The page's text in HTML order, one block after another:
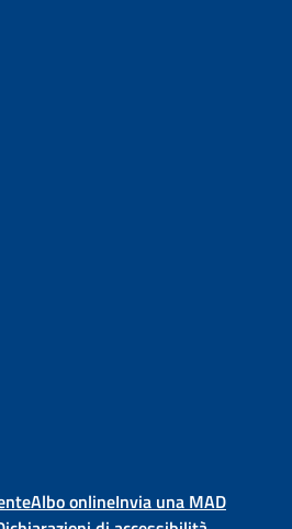
Albo onlineInvia una MAD